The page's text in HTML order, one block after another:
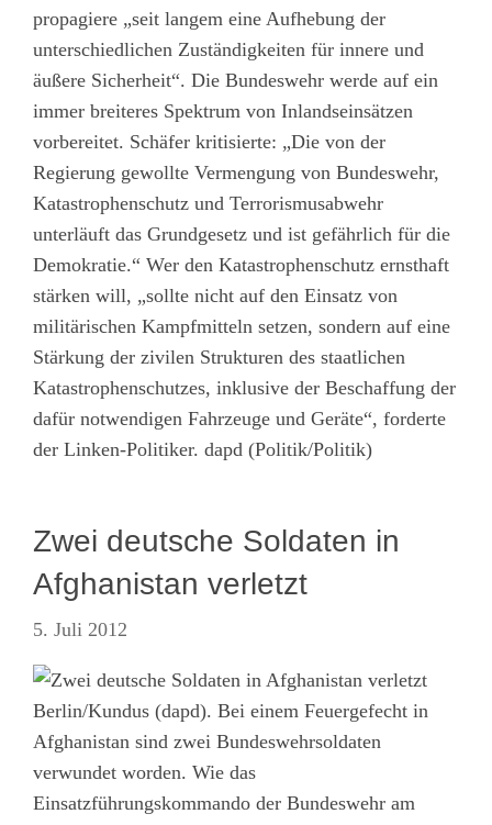
propagiere „seit langem eine Aufhebung der
unterschiedlichen Zuständigkeiten für innere und
äußere Sicherheit“. Die Bundeswehr werde auf ein
immer breiteres Spektrum von Inlandseinsätzen
vorbereitet. Schäfer kritisierte: „Die von der
Regierung gewollte Vermengung von Bundeswehr,
Katastrophenschutz und Terrorismusabwehr
unterläuft das Grundgesetz und ist gefährlich für die
Demokratie.“ Wer den Katastrophenschutz ernsthaft
stärken will, „sollte nicht auf den Einsatz von
militärischen Kampfmitteln setzen, sondern auf eine
Stärkung der zivilen Strukturen des staatlichen
Katastrophenschutzes, inklusive der Beschaffung der
dafür notwendigen Fahrzeuge und Geräte“, forderte
der Linken-Politiker. dapd (Politik/Politik)
Zwei deutsche Soldaten in
Afghanistan verletzt
5. Juli 2012
Berlin/Kundus (dapd). Bei einem Feuergefecht in
Afghanistan sind zwei Bundeswehrsoldaten
verwundet worden. Wie das
Einsatzführungskommando der Bundeswehr am